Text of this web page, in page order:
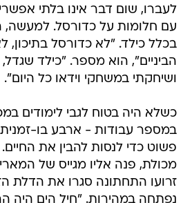
לעברו, שום דבר אינו בלתי
עם חלומות על כדורסל. למעשה,
בכלל כילד. "לא כדורסל בתיכון,
הביניים", הוא מספר. "כילד שגדל,
ושיחקתי במשחקי וידאו כל היום".
כשלא היה בטוח לגבי לימודים
במספר עבודות - ארבע בו-
פשוט כדי לנסות להבין את
מכולת, פנה אליו מגייס של
זרועו התחתונה סגרו את הדלת
נפתחה במהירות. "חיל הים היה